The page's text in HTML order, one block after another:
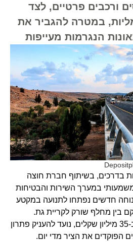
ורכבים פרטיים, לצד
במטרה להגביר את
הנגרמות מעייפות
בדרכים, בשיתוף חברת חוצה
במערך השירות והבטיחות
מנוחה חדשים נפתחו לתנועה במקטע
בין מחלף שורק לקריית גת.
המהלך, שעלותו נאמדת ב-35 מיליון שקלים, נועד להעניק פתרון
הפוקדים את הציר מדי יום.